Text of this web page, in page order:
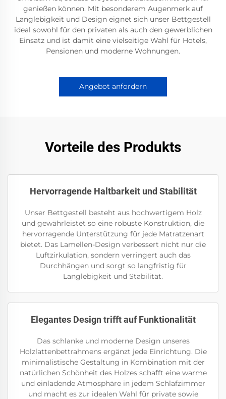
genießen können. Mit besonderem Augenmerk auf
Langlebigkeit und Design eignet sich unser Bettgestell
ideal sowohl für den privaten als auch den gewerblichen
Einsatz und ist damit eine vielseitige Wahl für Hotels,
Pensionen und moderne Wohnungen.
Angebot anfordern
Vorteile des Produkts
Hervorragende Haltbarkeit und Stabilität
Unser Bettgestell besteht aus hochwertigem Holz
und gewährleistet so eine robuste Konstruktion, die
hervorragende Unterstützung für jede Matratzenart
bietet. Das Lamellen-Design verbessert nicht nur die
Luftzirkulation, sondern verringert auch das
Durchhängen und sorgt so langfristig für
Langlebigkeit und Stabilität.
Elegantes Design trifft auf Funktionalität
Das schlanke und moderne Design unseres
Holzlattenbettrahmens ergänzt jede Einrichtung. Die
minimalistische Gestaltung in Kombination mit der
natürlichen Schönheit des Holzes schafft eine warme
und einladende Atmosphäre in jedem Schlafzimmer
und macht es zur idealen Wahl für private sowie